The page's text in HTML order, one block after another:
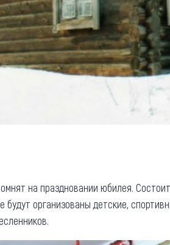
на праздновании юбилея.
организованы детские,